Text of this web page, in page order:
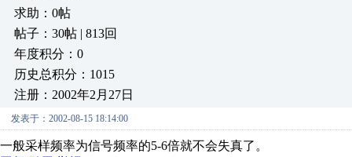
求助：0帖
帖子：30帖 | 813回
年度积分：0
历史总积分：1015
注册：2002年2月27日
发表于：2002-08-15 18:14:00
一般采样频率为信号频率的5-6倍就不会失真了。